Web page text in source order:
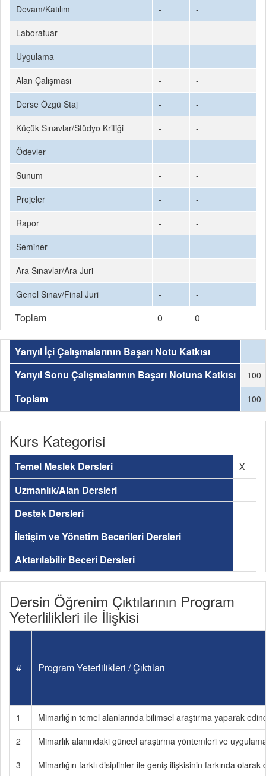
Devam/Katılım -
-
Laboratuar
-
-
Uygulama
-
-
Alan Çalışması
-
-
Derse Özgü Staj
-
-
Küçük Sınavlar/Stüdyo Kritiği
-
-
Ödevler
-
-
Sunum
-
-
Projeler
-
-
Rapor
-
-
Seminer
-
-
Ara Sınavlar/Ara Juri
-
-
Genel Sınav/Final Juri
- -
Toplam 0 0
Yarıyıl İçi Çalışmalarının Başarı Notu Katkısı
Yarıyıl Sonu Çalışmalarının Başarı Notuna Katkısı
100
Toplam 100
Kurs Kategorisi
Temel Meslek Dersleri X
Uzmanlık/Alan Dersleri
Destek Dersleri
İletişim ve Yönetim Becerileri Dersleri
Aktarılabilir Beceri Dersleri
Dersin Öğrenim Çıktılarının Program
Yeterlilikleri ile İlişkisi
# Program Yeterlilikleri / Çıktıları
1
Mimarlığın temel alanlarında bilimsel araştırma yaparak
2
Mimarlık alanındaki güncel araştırma yöntemleri ve
3
Mimarlığın farklı disiplinler ile geniş ilişkisinin farkında